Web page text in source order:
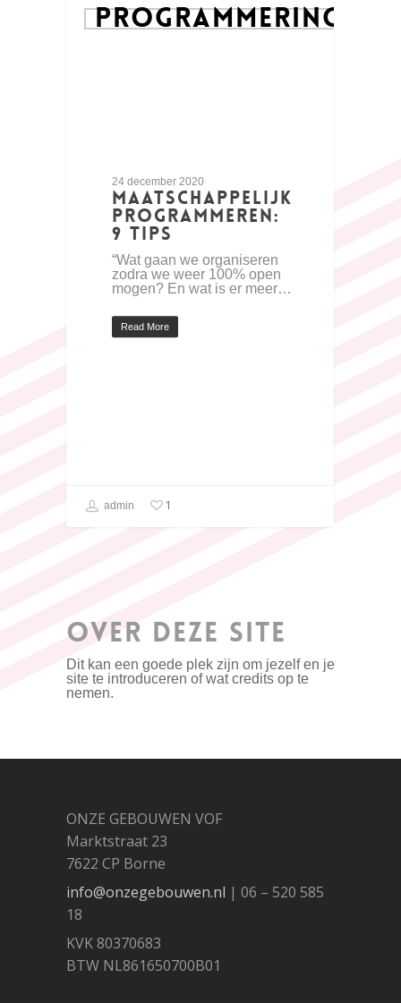
PROGRAMMERING
24 december 2020
Maatschappelijk
programmeren:
9 tips
“Wat gaan we organiseren
zodra we weer 100% open
mogen? En wat is er meer…
Read More
admin 1
OVER DEZE SITE
Dit kan een goede plek zijn om jezelf en je
site te introduceren of wat credits op te
nemen.
ONZE GEBOUWEN VOF
Marktstraat 23
7622 CP Borne
info@onzegebouwen.nl | 06 – 520 585
18
KVK 80370683
BTW NL861650700B01